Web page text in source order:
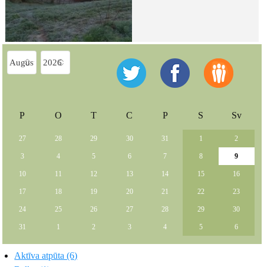
P O T C P S Sv
27 28 29 30 31 1 2
3 4 5 6 7 8 9
10 11 12 13 14 15 16
17 18 19 20 21 22 23
24 25 26 27 28 29 30
31 1 2 3 4 5 6
Aktīva atpūta (6)